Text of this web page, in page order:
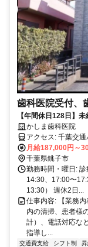
歯科医院受付
【年間休日128日】
かしま歯科医院
アクセス: 千葉交通バス停 愛宕町4丁目から徒歩約3分 銚子電鉄本銚
子駅から12分程度
月給187,000円～
千葉県銚子市
勤務時間・曜日:
14:30、17:00〜
13:30） 週休2日...
仕事内容: 【業務
内の清掃、患者様
計）、電話対応な
指導し...
交通費支給 シフト制 昇